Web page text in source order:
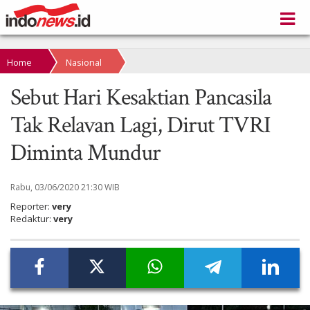
Home Nasional
Sebut Hari Kesaktian Pancasila
Tak Relavan Lagi, Dirut TVRI
Diminta Mundur
Rabu, 03/06/2020 21:30 WIB
Reporter: very
Redaktur: very